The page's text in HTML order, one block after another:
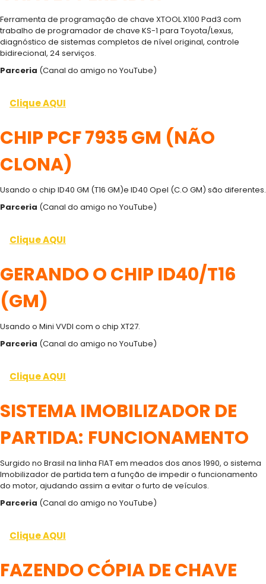
Ferramenta de programação de chave XTOOL X100 Pad3 com
trabalho de programador de chave KS-1 para Toyota/Lexus,
diagnóstico de sistemas completos de nível original, controle
bidirecional, 24 serviços.
Parceria (Canal do amigo no YouTube)
Clique AQUI
CHIP PCF 7935 GM (NÃO
CLONA)
Usando o chip ID40 GM (T16 GM)e ID40 Opel (C.O GM) são diferentes.
Parceria (Canal do amigo no YouTube)
Clique AQUI
GERANDO O CHIP ID40/T16
(GM)
Usando o Mini VVDI com o chip XT27.
Parceria (Canal do amigo no YouTube)
Clique AQUI
SISTEMA IMOBILIZADOR DE
PARTIDA: FUNCIONAMENTO
Surgido no Brasil na linha FIAT em meados dos anos 1990, o sistema
Imobilizador de partida tem a função de impedir o funcionamento
do motor, ajudando assim a evitar o furto de veículos.
Parceria (Canal do amigo no YouTube)
Clique AQUI
FAZENDO CÓPIA DE CHAVE